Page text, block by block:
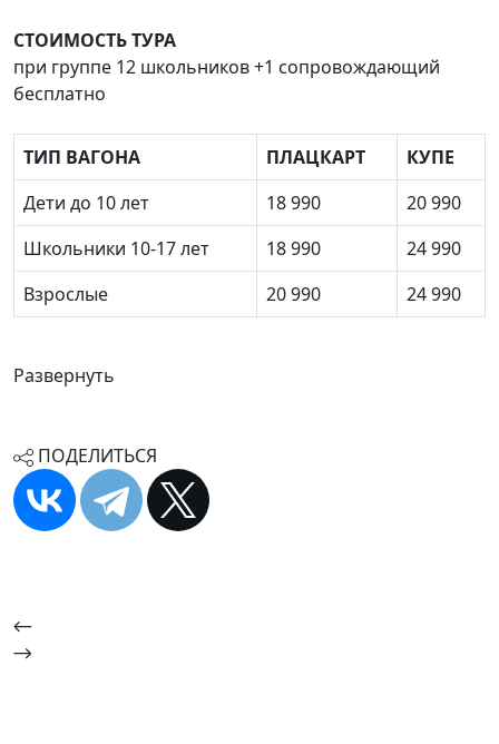
СТОИМОСТЬ ТУРА
при группе 12 школьников +1 сопровождающий
бесплатно
ТИП ВАГОНА ПЛАЦКАРТ
КУПЕ
Дети до 10 лет
18 990
20 990
Школьники 10-17 лет
18 990
24 990
Взрослые
20 990 24 990
Развернуть
ПОДЕЛИТЬСЯ